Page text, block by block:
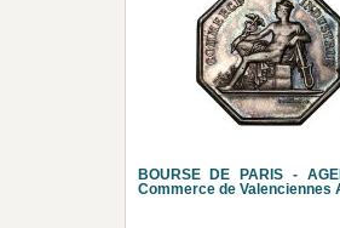
BOURSE DE PARIS -
Commerce de Valenciennes